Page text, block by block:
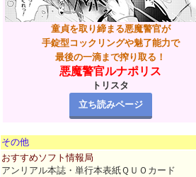
童貞を取り締まる悪魔警官が
手錠型コックリングや魅了能力で
最後の一滴まで搾り取る！
悪魔警官ルナポリス
トリスタ
立ち読みページ
その他
おすすめソフト情報局
アンリアル本誌・単行本表紙ＱＵＯカード